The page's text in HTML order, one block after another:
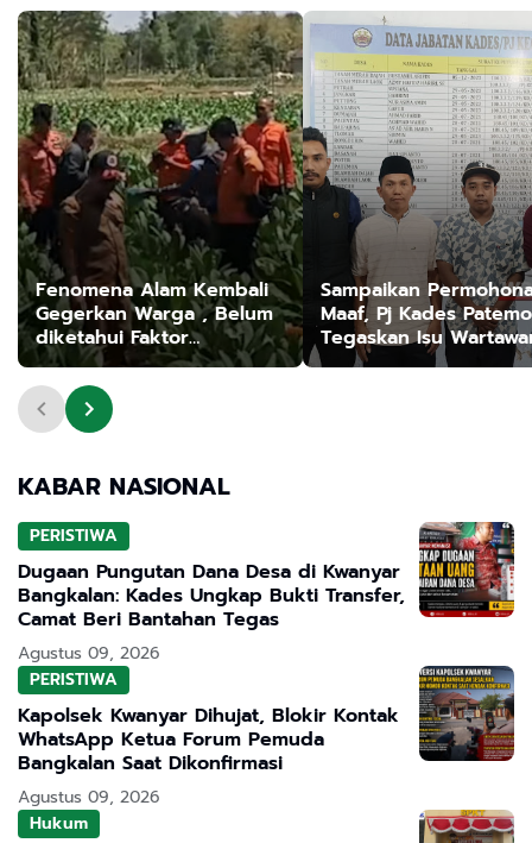
Fenomena Alam Kembali
Gegerkan Warga , Belum
diketahui Faktor
Penyebab Suara
Sampaikan
Maaf, Pj Kades
Tegaskan Isu
Minta Uang Adalah
KABAR NASIONAL
PERISTIWA
Dugaan Pungutan Dana Desa di Kwanyar
Bangkalan: Kades Ungkap Bukti Transfer,
Camat Beri Bantahan Tegas
Agustus 09, 2026
PERISTIWA
Kapolsek Kwanyar Dihujat, Blokir Kontak
WhatsApp Ketua Forum Pemuda
Bangkalan Saat Dikonfirmasi
Agustus 09, 2026
Hukum